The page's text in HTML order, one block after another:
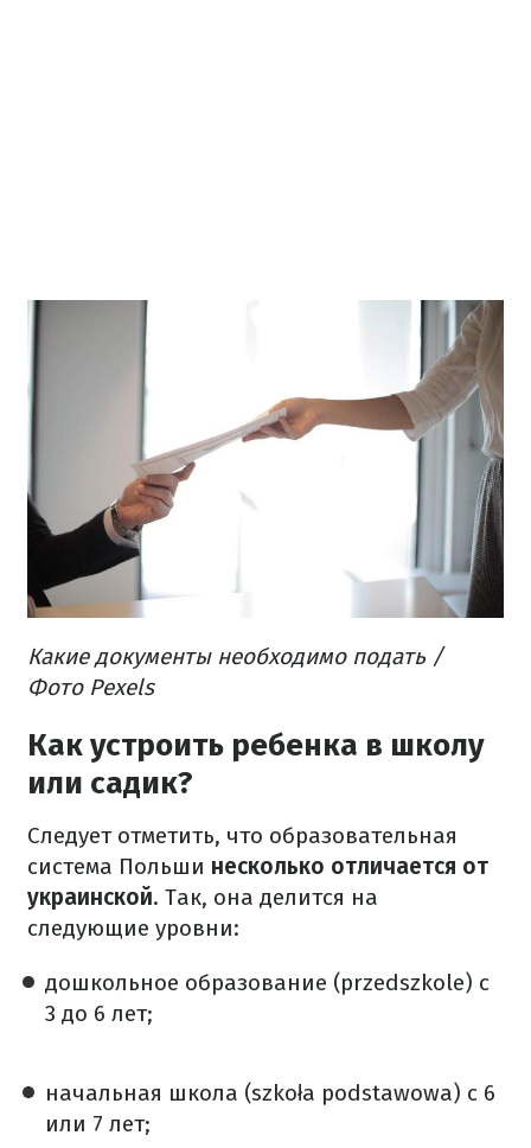
Какие документы необходимо подать /
Фото Pexels
Как устроить ребенка в школу
или садик?
Следует отметить, что образовательная
система Польши несколько отличается от
украинской. Так, она делится на
следующие уровни:
дошкольное образование (przedszkole) с
3 до 6 лет;
начальная школа (szkoła podstawowa) с 6
или 7 лет;